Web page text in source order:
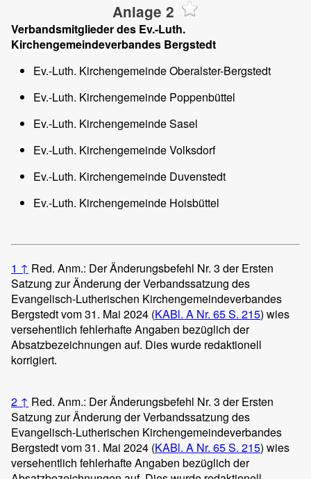
Anlage 2
Verbandsmitglieder des Ev.-Luth.
Kirchengemeindeverbandes Bergstedt
Ev.-Luth. Kirchengemeinde Oberalster-Bergstedt
Ev.-Luth. Kirchengemeinde Poppenbüttel
Ev.-Luth. Kirchengemeinde Sasel
Ev.-Luth. Kirchengemeinde Volksdorf
Ev.-Luth. Kirchengemeinde Duvenstedt
Ev.-Luth. Kirchengemeinde Hoisbüttel
1 ↑ Red. Anm.: Der Änderungsbefehl Nr. 3 der Ersten
Satzung zur Änderung der Verbandssatzung des
Evangelisch-Lutherischen Kirchengemeindeverbandes
Bergstedt vom 31. Mai 2024 (KABl. A Nr. 65 S. 215) wies
versehentlich fehlerhafte Angaben bezüglich der
Absatzbezeichnungen auf. Dies wurde redaktionell
korrigiert.
2 ↑ Red. Anm.: Der Änderungsbefehl Nr. 3 der Ersten
Satzung zur Änderung der Verbandssatzung des
Evangelisch-Lutherischen Kirchengemeindeverbandes
Bergstedt vom 31. Mai 2024 (KABl. A Nr. 65 S. 215) wies
versehentlich fehlerhafte Angaben bezüglich der